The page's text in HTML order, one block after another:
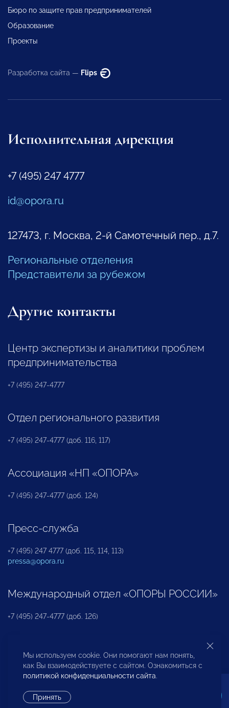
Бюро по защите прав предпринимателей
Образование
Проекты
Разработка сайта — Flips
Исполнительная дирекция
+7 (495) 247 4777
id@opora.ru
127473, г. Москва, 2-й Самотечный пер., д.7.
Региональные отделения
Представители за рубежом
Другие контакты
Центр экспертизы и аналитики проблем
предпринимательства
+7 (495) 247-4777
Отдел регионального развития
+7 (495) 247-4777 (доб. 116, 117)
Ассоциация «НП «ОПОРА»
+7 (495) 247-4777 (доб. 124)
Пресс-служба
+7 (495) 247 4777 (доб. 115, 114, 113)
pressa@opora.ru
Международный отдел «ОПОРЫ РОССИИ»
+7 (495) 247-4777 (доб. 126)
Бюро по защите прав предпринимателей и
инвесторов
Мы используем cookie. Они помогают нам понять,
как Вы взаимодействуете с сайтом. Ознакомиться с
политикой конфиденциальности сайта.
Принять